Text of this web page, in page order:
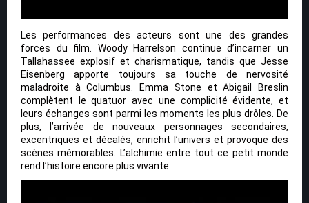
Les performances des acteurs sont une des grandes
forces du film. Woody Harrelson continue d’incarner un
Tallahassee explosif et charismatique, tandis que Jesse
Eisenberg apporte toujours sa touche de nervosité
maladroite à Columbus. Emma Stone et Abigail Breslin
complètent le quatuor avec une complicité évidente, et
leurs échanges sont parmi les moments les plus drôles. De
plus, l’arrivée de nouveaux personnages secondaires,
excentriques et décalés, enrichit l’univers et provoque des
scènes mémorables. L’alchimie entre tout ce petit monde
rend l’histoire encore plus vivante.